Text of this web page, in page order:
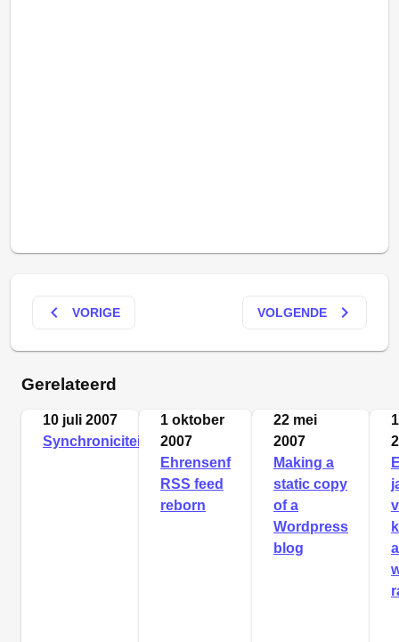
keyboard_arrow_left VORIGE VOLGENDE keyboard_arrow_right
Gerelateerd
10 juli 2007
Synchroniciteit
1 oktober
2007
Ehrensenf
RSS feed
reborn
22 mei
2007
Making a
static copy
of a
Wordpress
blog